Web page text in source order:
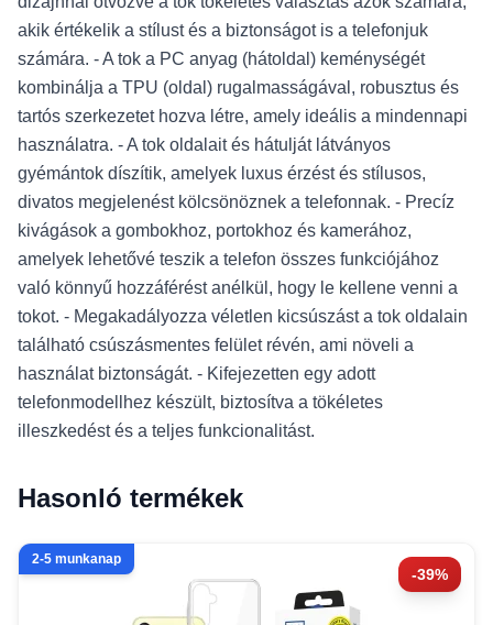
akik értékelik a stílust és a biztonságot is a telefonjuk
számára. - A tok a PC anyag (hátoldal) keménységét
kombinálja a TPU (oldal) rugalmasságával, robusztus és
tartós szerkezetet hozva létre, amely ideális a mindennapi
használatra. - A tok oldalait és hátulját látványos
gyémántok díszítik, amelyek luxus érzést és stílusos,
divatos megjelenést kölcsönöznek a telefonnak. - Precíz
kivágások a gombokhoz, portokhoz és kamerához,
amelyek lehetővé teszik a telefon összes funkciójához
való könnyű hozzáférést anélkül, hogy le kellene venni a
tokot. - Megakadályozza véletlen kicsúszást a tok oldalain
található csúszásmentes felület révén, ami növeli a
használat biztonságát. - Kifejezetten egy adott
telefonmodellhez készült, biztosítva a tökéletes
illeszkedést és a teljes funkcionalitást.
Hasonló termékek
-39%
2-5 munkanap